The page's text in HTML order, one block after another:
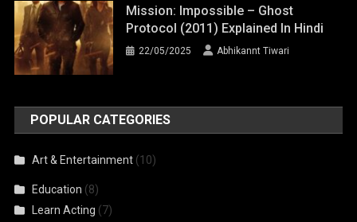
Mission: Impossible – Ghost
Protocol (2011) Explained In Hindi
22/05/2025 Abhikannt Tiwari
POPULAR CATEGORIES
Art & Entertainment (10)
Education (8)
Learn Acting (7)